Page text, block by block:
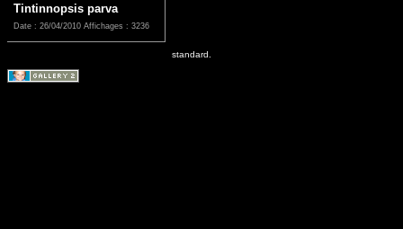
Tintinnopsis parva
Date : 26/04/2010 Affichages : 3236
standard.